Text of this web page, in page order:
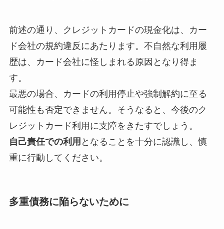
前述の通り、クレジットカードの現金化は、カー
ド会社の規約違反にあたります。不自然な利用履
歴は、カード会社に怪しまれる原因となり得ま
す。
最悪の場合、カードの利用停止や強制解約に至る
可能性も否定できません。そうなると、今後のク
レジットカード利用に支障をきたすでしょう。
自己責任での利用 となることを十分に認識し、慎
重に行動してください。
多重債務に陥らないために